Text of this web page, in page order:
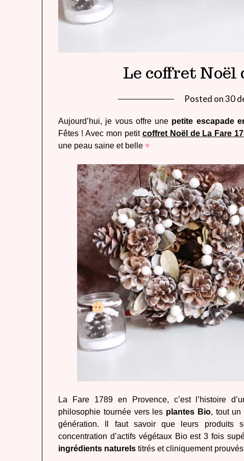
Le coffret Noël
Posted on30
Aujourd’hui, je vous offre une petite escapade
Fêtes ! Avec mon petit coffret Noël de La Fare
une peau saine et belle ♥
La Fare 1789 en Provence, c’est l’histoire
philosophie tournée vers les plantes Bio, tout un
génération. Il faut savoir que leurs produits
concentration d’actifs végétaux Bio est 3 fois
ingrédients naturels titrés et cliniquement